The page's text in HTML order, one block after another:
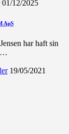
01/12/2025
ApS
har haft sin
19/05/2021